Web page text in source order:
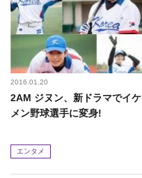
2016.01.20
2AM ジヌン、新ドラマでイケ
メン野球選手に変身!
エンタメ